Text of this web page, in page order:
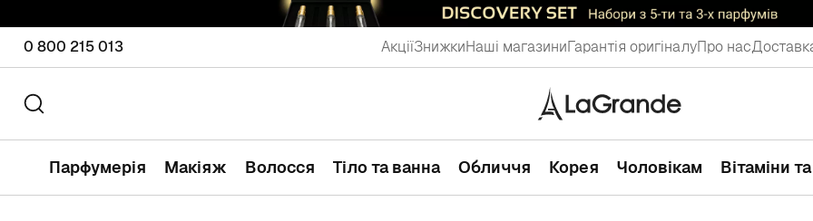
0 800 215 013 АкціїЗнижкиНаші магазиниГарантія оригіналуПро нас
Парфумерія Макіяж Волосся Тіло та ванна Обличчя Корея Чоловікам Вітаміни